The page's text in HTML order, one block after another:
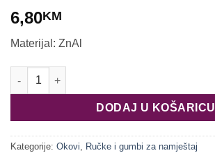
6,80KM
Materijal: ZnAl
UU18-0160-G7 količina
DODAJ U KOŠARICU
Kategorije: Okovi, Ručke i gumbi za namještaj